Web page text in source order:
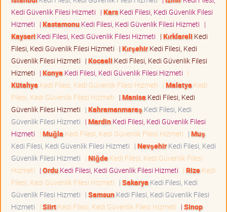
Kedi Güvenlik Filesi Hizmeti | KarsKedi Filesi, Kedi Güvenlik Filesi
Hizmeti | KastamonuKedi Filesi, Kedi Güvenlik Filesi Hizmeti |
Kayseri Kedi Filesi, Kedi Güvenlik Filesi Hizmeti | Kırklareli Kedi
Filesi, Kedi Güvenlik Filesi Hizmeti | KırşehirKedi Filesi, Kedi
Güvenlik Filesi Hizmeti | Kocaeli Kedi Filesi, Kedi Güvenlik Filesi
Hizmeti | Konya Kedi Filesi, Kedi Güvenlik Filesi Hizmeti |
Kütahya Kedi Filesi, Kedi Güvenlik Filesi Hizmeti | Malatya Kedi
Filesi, Kedi Güvenlik Filesi Hizmeti | Manisa Kedi Filesi, Kedi
Güvenlik Filesi Hizmeti | Kahramanmaraş Kedi Filesi, Kedi
Güvenlik Filesi Hizmeti | MardinKedi Filesi, Kedi Güvenlik Filesi
Hizmeti | Muğla Kedi Filesi, Kedi Güvenlik Filesi Hizmeti | Muş
Kedi Filesi, Kedi Güvenlik Filesi Hizmeti | NevşehirKedi Filesi, Kedi
Güvenlik Filesi Hizmeti | NiğdeKedi Filesi, Kedi Güvenlik Filesi
Hizmeti | OrduKedi Filesi, Kedi Güvenlik Filesi Hizmeti | RizeKedi
Filesi, Kedi Güvenlik Filesi Hizmeti | Sakarya Kedi Filesi, Kedi
Güvenlik Filesi Hizmeti | SamsunKedi Filesi, Kedi Güvenlik Filesi
Hizmeti | SiirtKedi Filesi, Kedi Güvenlik Filesi Hizmeti | Sinop